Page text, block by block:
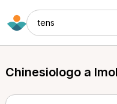
tens
Chinesiologo a